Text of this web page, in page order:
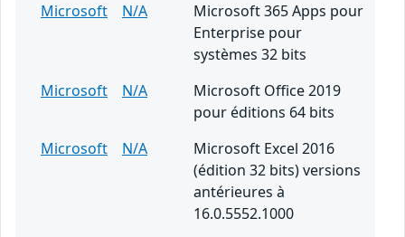
Microsoft
N/A
Microsoft 365 Apps pour
Enterprise pour
systèmes 32 bits
Microsoft
N/A
Microsoft Office 2019
pour éditions 64 bits
Microsoft
N/A
Microsoft Excel 2016
(édition 32 bits) versions
antérieures à
16.0.5552.1000